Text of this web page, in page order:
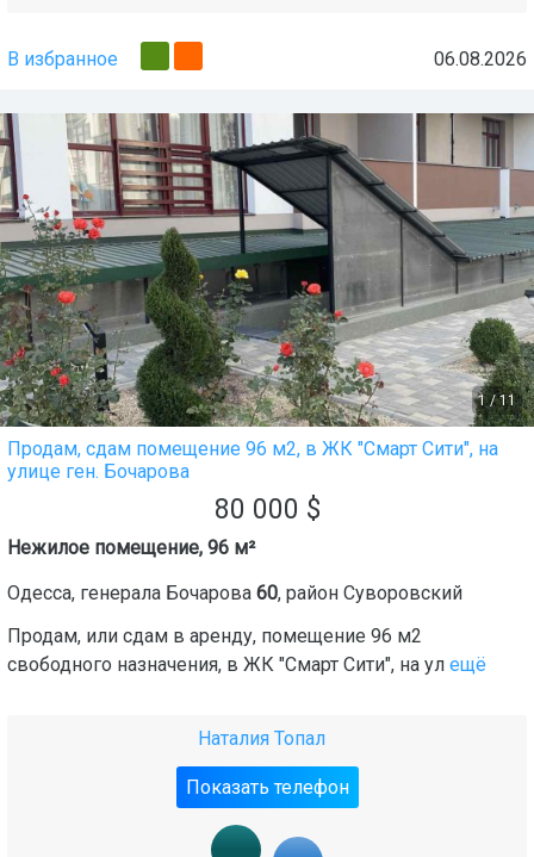
В избранное 06.08.2026
1/11
Продам, сдам помещение 96 м2, в ЖК "Смарт Сити", на
улице ген. Бочарова
80 000 $
Нежилое помещение, 96 м²
Одесса, генерала Бочарова 60, район Суворовский
Продам, или сдам в аренду, помещение 96 м2
свободного назначения, в ЖК "Смарт Сити", на ул ещё
Наталия Топал
Показать телефон